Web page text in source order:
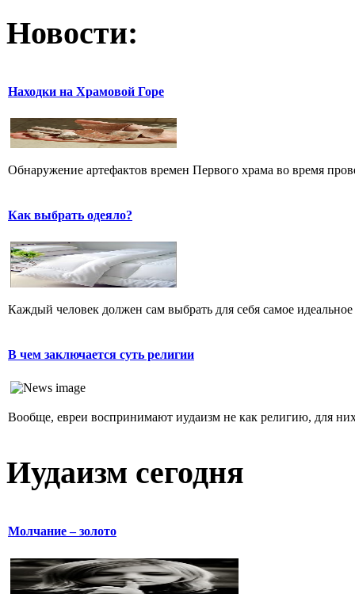
Новости:
Находки на Храмовой Горе
Обнаружение артефактов времен Первого храма во время
Как выбрать одеяло?
Каждый человек должен сам выбрать для себя самое
В чем заключается суть религии
Вообще, евреи воспринимают иудаизм не как религию, для
Иудаизм сегодня
Молчание – золото